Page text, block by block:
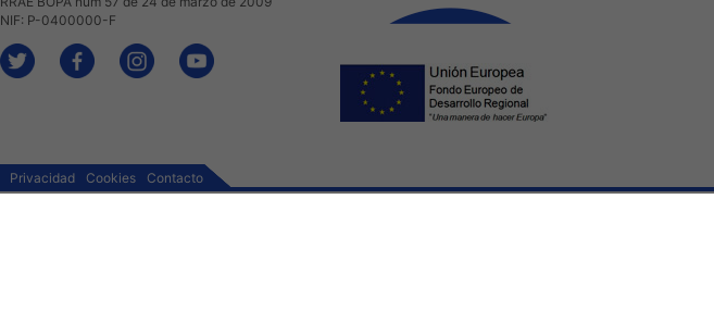
NIF: P-0400000-F
Privacidad Cookies Contacto